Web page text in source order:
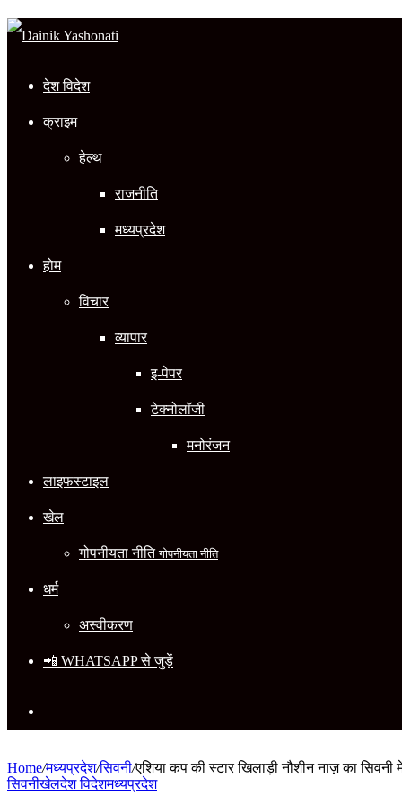
देश विदेश
क्राइम
हेल्थ
राजनीति
मध्यप्रदेश
होम
विचार
व्यापार
इ-पेपर
टेक्नोलॉजी
मनोरंजन
लाइफस्टाइल
खेल
गोपनीयता नीतिगोपनीयता नीति
धर्म
अस्वीकरण
📲 WHATSAPP से जुड़ें
Home/मध्यप्रदेश/सिवनी/एशिया कप की स्टार खिलाड़ी नौशीन नाज़ का
सिवनीखेलदेश विदेशमध्यप्रदेश